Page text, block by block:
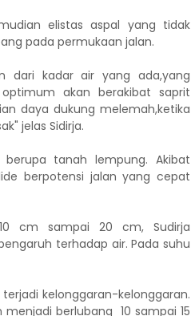
elistas aspal yang tidak
pada permukaan jalan.
dari kadar air yang ada,yang
akan berakibat saprit
daya dukung melemah,ketika
jelas Sidirja.
tanah lempung. Akibat
berpotensi jalan yang cepat
cm sampai 20 cm, Sudirja
terhadap air. Pada suhu
kelonggaran-kelonggaran.
berlubang 10 sampai 15